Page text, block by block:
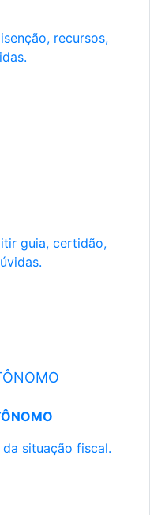
recursos,
guia, certidão,
situação fiscal.